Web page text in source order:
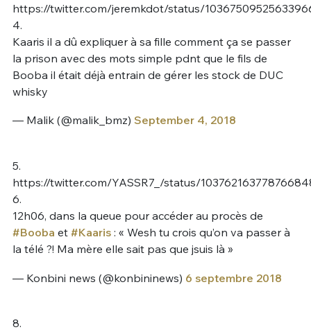
https://twitter.com/jeremkdot/status/
4.
Kaaris il a dû expliquer à sa fille comment ça se passer
la prison avec des mots simple pdnt que le fils de
Booba il était déjà entrain de gérer les stock de DUC
whisky
— Malik (@malik_bmz) September 4, 2018
5.
https://twitter.com/YASSR7_/status/
6.
12h06, dans la queue pour accéder au procès de
#Booba et #Kaaris: « Wesh tu crois qu’on va passer à
la télé ?! Ma mère elle sait pas que jsuis là »
— Konbini news (@konbininews) 6 septembre 2018
8.